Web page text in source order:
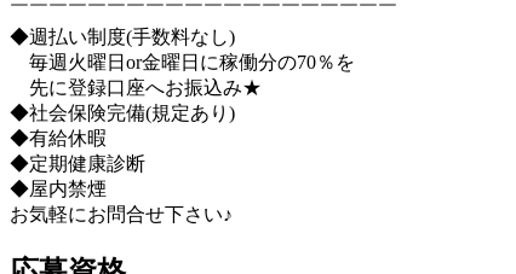
￣￣￣￣￣￣￣￣￣￣￣￣￣￣￣￣￣￣￣￣
◆週払い制度(手数料なし)
毎週火曜日or金曜日に稼働分の70％を
先に登録口座へお振込み★
◆社会保険完備(規定あり)
◆有給休暇
◆定期健康診断
◆屋内禁煙
お気軽にお問合せ下さい♪